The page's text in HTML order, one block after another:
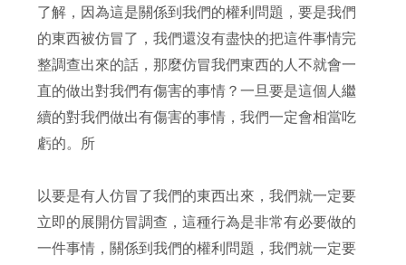
了解，因為這是關係到我們的權利問題，要是我們
的東西被仿冒了，我們還沒有盡快的把這件事情完
整調查出來的話，那麼仿冒我們東西的人不就會一
直的做出對我們有傷害的事情？一旦要是這個人繼
續的對我們做出有傷害的事情，我們一定會相當吃
虧的。所
以要是有人仿冒了我們的東西出來，我們就一定要
立即的展開仿冒調查，這種行為是非常有必要做的
一件事情，關係到我們的權利問題，我們就一定要